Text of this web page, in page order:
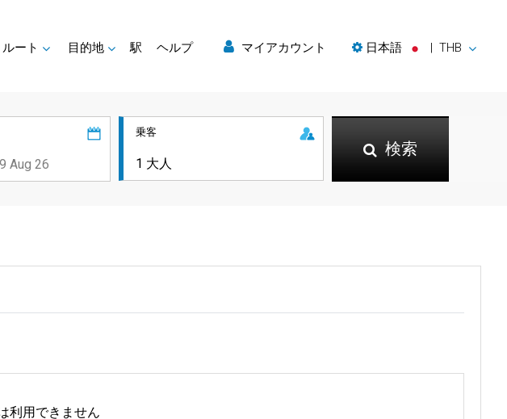
ルート 目的地 駅 ヘルプ マイアカウント 日本語 | THB
乗客
検索
利用できません